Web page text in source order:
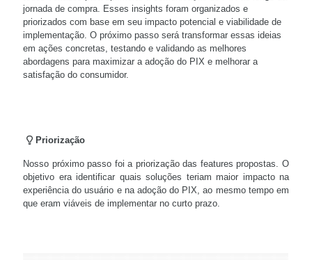
jornada de compra. Esses insights foram organizados e
priorizados com base em seu impacto potencial e viabilidade de
implementação. O próximo passo será transformar essas ideias
em ações concretas, testando e validando as melhores
abordagens para maximizar a adoção do PIX e melhorar a
satisfação do consumidor.
Priorização
Nosso próximo passo foi a priorização das features propostas. O
objetivo era identificar quais soluções teriam maior impacto na
experiência do usuário e na adoção do PIX, ao mesmo tempo em
que eram viáveis de implementar no curto prazo.